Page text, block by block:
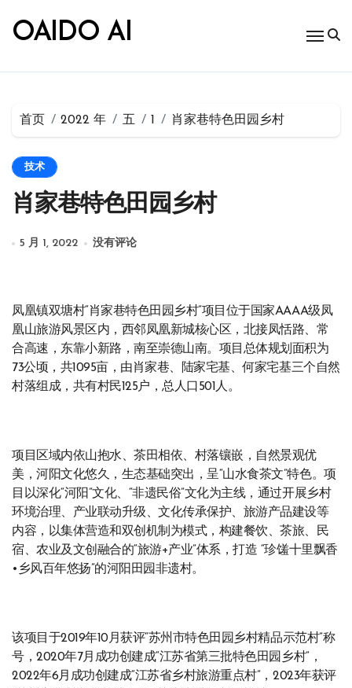
OAIDO AI
首页 2022 年 五 1 肖家巷特色田园乡村
技术
肖家巷特色田园乡村
5 月 1, 2022 没有评论
凤凰镇双塘村“肖家巷特色田园乡村”项目位于国家AAAA级凤
凰山旅游风景区内，西邻凤凰新城核心区，北接凤恬路、常
合高速，东靠小新路，南至崇德山南。项目总体规划面积为
73公顷，共1095亩，由肖家巷、陆家宅基、何家宅基三个自然
村落组成，共有村民125户，总人口501人。
项目区域内依山抱水、茶田相依、村落镶嵌，自然景观优
美，河阳文化悠久，生态基础突出，呈“山水食茶文”特色。项
目以深化“河阳”文化、“非遗民俗”文化为主线，通过开展乡村
环境治理、产业联动升级、文化传承保护、旅游产品建设等
内容，以集体营造和双创机制为模式，构建餐饮、茶旅、民
宿、农业及文创融合的“旅游+产业”体系，打造 “珍馐十里飘香
•乡风百年悠扬”的河阳田园非遗村。
该项目于2019年10月获评“苏州市特色田园乡村精品示范村”称
号，2020年7月成功创建成“江苏省第三批特色田园乡村”，
2022年6月成功创建成“江苏省乡村旅游重点村”，2023年获评